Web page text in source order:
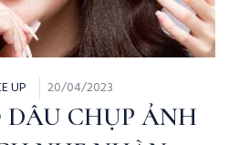
UP 20/04/2023
DÂU CHỤP ẢNH